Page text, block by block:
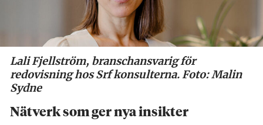
Lali Fjellström, branschansvarig för
redovisning hos Srf konsulterna. Foto: Malin
Sydne
Nätverk som ger nya insikter